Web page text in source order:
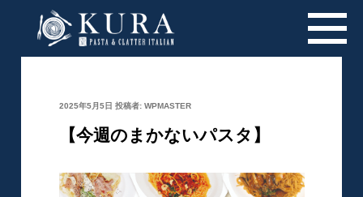
投
2025年5月5日 投稿者: WPMASTER
【今週のまかないパスタ】